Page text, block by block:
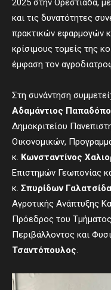
2025 στην Ορεστιάδα,
και τις δυνατότητες
πρακτικών εφαρμογών
κρίσιμους τομείς της
έμφαση τον
Στη συνάντηση
Αδαμάντιος
Δημοκριτείου
Οικονομικών,
κ. Κωνσταντίνος
Επιστημών Γεωπονίας
κ. Σπυρίδων
Αγροτικής Ανάπτυξης
Πρόεδρος του
Περιβάλλοντος και
Τσαντόπουλος.